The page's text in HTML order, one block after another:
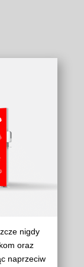
nigdy
oraz
naprzeciw